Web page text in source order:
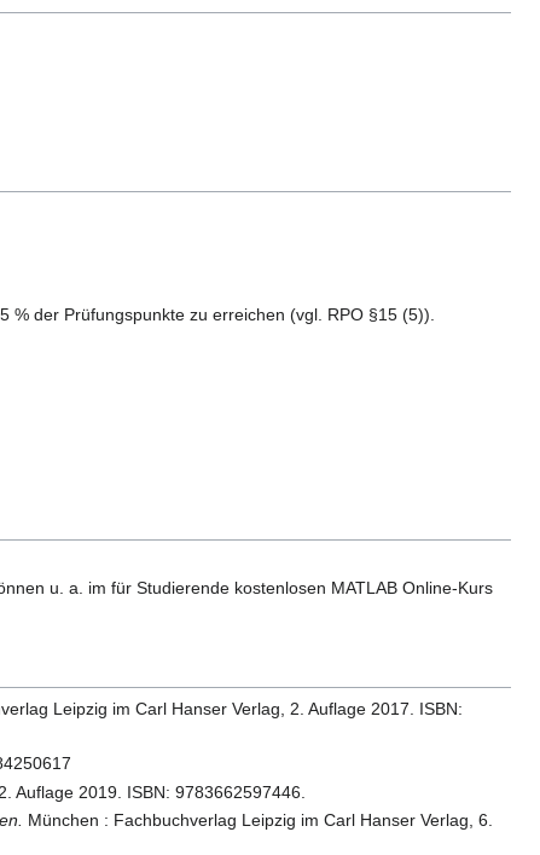
% der Prüfungspunkte zu erreichen (vgl. RPO §15 (5)).
u. a. im für Studierende kostenlosen MATLAB Online-Kurs
Leipzig im Carl Hanser Verlag, 2. Auflage 2017. ISBN:
Auflage 2019. ISBN: 9783662597446.
München : Fachbuchverlag Leipzig im Carl Hanser Verlag, 6.